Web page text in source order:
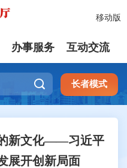
移动版
办事服务 互动交流
 长者模式
新文化——习近平
展开创新局面